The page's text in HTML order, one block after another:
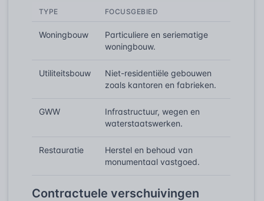
TYPE FOCUSGEBIED
Woningbouw
Particuliere en seriematige
woningbouw.
Utiliteitsbouw
Niet-residentiële gebouwen
zoals kantoren en fabrieken.
GWW
Infrastructuur, wegen en
waterstaatswerken.
Restauratie
Herstel en behoud van
monumentaal vastgoed.
Contractuele verschuivingen